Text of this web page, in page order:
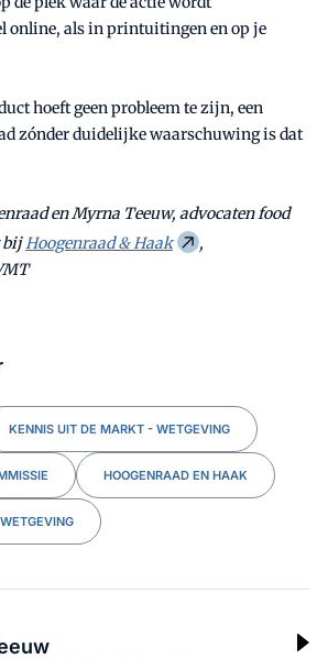
online, als in printuitingen en op je
hoeft geen probleem te zijn, een
zónder duidelijke waarschuwing is dat
en Myrna Teeuw, advocaten food
bijHoogenraad & Haak
,
KENNIS UIT DE MARKT - WETGEVING
HOOGENRAAD EN HAAK